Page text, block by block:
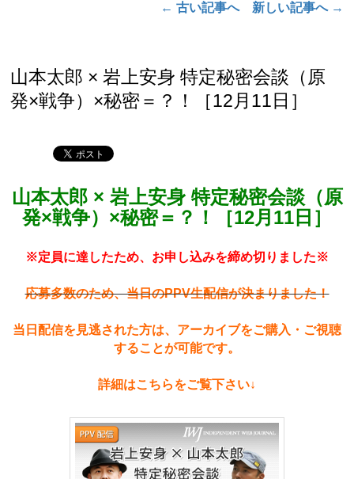
← 古い記事へ 新しい記事へ →
山本太郎 × 岩上安身 特定秘密会談（原
発×戦争）×秘密＝？！［12月11日］
山本太郎 × 岩上安身 特定秘密会談（原
発×戦争）×秘密＝？！［12月11日］
※定員に達したため、お申し込みを締め切りました※
応募多数のため、当日のPPV生配信が決まりました！
当日配信を見逃された方は、アーカイブをご購入・ご視聴
することが可能です。
詳細はこちらをご覧下さい↓